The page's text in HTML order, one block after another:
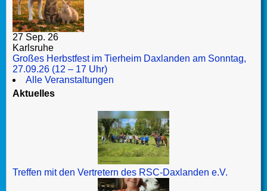
27 Sep. 26
Karlsruhe
Großes Herbstfest im Tierheim Daxlanden am Sonntag,
27.09.26 (12 – 17 Uhr)
Alle Veranstaltungen
Aktuelles
Treffen mit den Vertretern des RSC-Daxlanden e.V.